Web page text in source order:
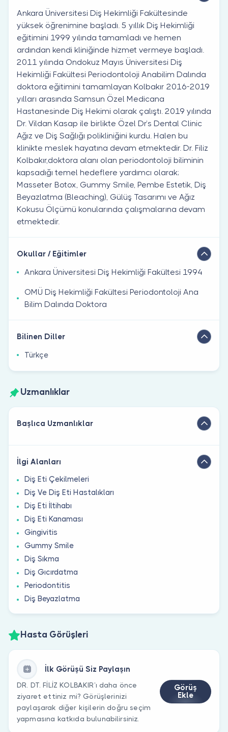
Ankara Üniversitesi Diş Hekimliği Fakültesinde
yüksek öğrenimine başladı. 5 yıllık Diş Hekimliği
eğitimini 1999 yılında tamamladı ve hemen
ardından kendi kliniğinde hizmet vermeye başladı.
2011 yılında Ondokuz Mayıs Üniversitesi Diş
Hekimliği Fakültesi Periodontoloji Anabilim Dalında
doktora eğitimini tamamlayan Kolbakır 2016-2019
yılları arasında Samsun Özel Medicana
Hastanesinde Diş Hekimi olarak çalıştı. 2019 yılında
Dr. Vildan Kasap ile birlikte Özel Dr’s Dental Clinic
Ağız ve Diş Sağlığı polikliniğini kurdu. Halen bu
klinikte meslek hayatına devam etmektedir. Dr. Filiz
Kolbakır,doktora alanı olan periodontoloji biliminin
kapsadığı temel hedeflere yardımcı olarak;
Masseter Botox, Gummy Smile, Pembe Estetik, Diş
Beyazlatma (Bleaching), Gülüş Tasarımı ve Ağız
Kokusu Ölçümü konularında çalışmalarına devam
etmektedir.
Okullar / Eğitimler
Ankara Üniversitesi Diş Hekimliği Fakültesi 1994
OMÜ Diş Hekimliği Fakültesi Periodontoloji Ana
Bilim Dalında Doktora
Bilinen Diller
Türkçe
Uzmanlıklar
Başlıca Uzmanlıklar
İlgi Alanları
Diş Eti Çekilmeleri
Diş Ve Diş Eti Hastalıkları
Diş Eti İltihabı
Diş Eti Kanaması
Gingivitis
Gummy Smile
Diş Sıkma
Diş Gıcırdatma
Periodontitis
Diş Beyazlatma
Hasta Görüşleri
İlk Görüşü Siz Paylaşın
DR. DT. FİLİZ KOLBAKIR’ı daha önce
ziyaret ettiniz mi? Görüşlerinizi
paylaşarak diğer kişilerin doğru seçim
yapmasına katkıda bulunabilirsiniz.
Görüş
Ekle